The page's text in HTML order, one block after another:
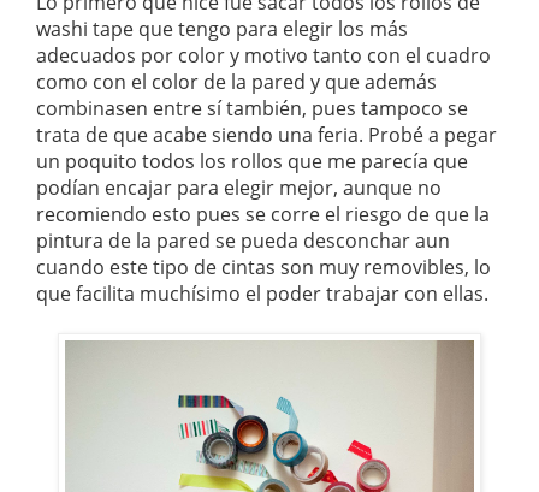
washi tape que tengo para elegir los más
adecuados por color y motivo tanto con el cuadro
como con el color de la pared y que además
combinasen entre sí también, pues tampoco se
trata de que acabe siendo una feria. Probé a pegar
un poquito todos los rollos que me parecía que
podían encajar para elegir mejor, aunque no
recomiendo esto pues se corre el riesgo de que la
pintura de la pared se pueda desconchar aun
cuando este tipo de cintas son muy removibles, lo
que facilita muchísimo el poder trabajar con ellas.